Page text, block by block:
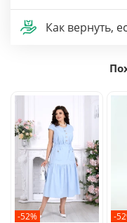
Как вернуть,
-52% -